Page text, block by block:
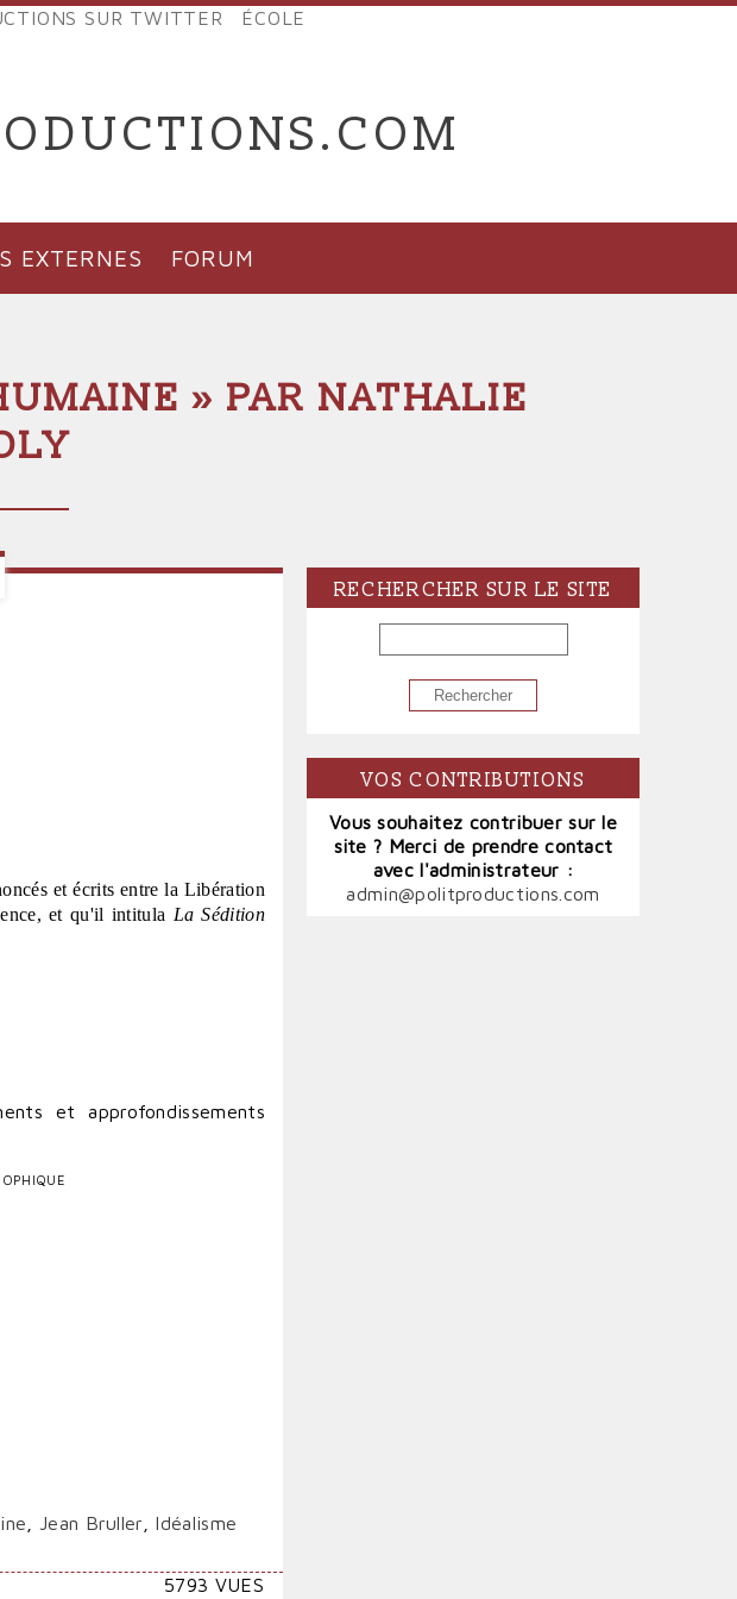
SUR TWITTER ÉCOLE
EXTERNES FORUM
» PAR NATHALIE
et écrits entre la Libération
et qu'il intitula La Sédition
et approfondissements
Jean Bruller Idéalisme
5793 VUES
RECHERCHER SUR LE SITE
RECHERCHER
VOS CONTRIBUTIONS
Vous souhaitez contribuer sur le
site ? Merci de prendre contact
avec l'administrateur :
admin@politproductions.com